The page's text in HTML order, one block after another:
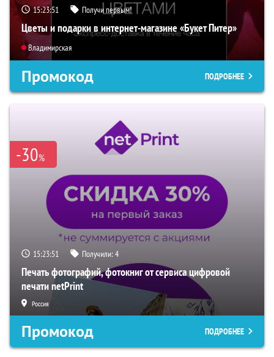
15:23:50 Получи первым!
Цветы и подарки в интернет-магазине «Букет Питер»
Владимирская
Промокод ПОДРОБНЕЕ
-30%
15:23:50 Получили:4
Печать фотографий, фотокниг от сервиса цифровой
печати netPrint
Россия
Промокод ПОДРОБНЕЕ